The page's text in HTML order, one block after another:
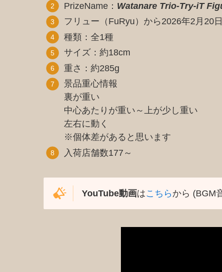
PrizeName： Watanare Trio-Try-iT
フリュー（FuRyu）から2026年2月20
種類：全1種
サイズ：約18cm
重さ：約285g
景品重心情報
裏が重い
中心あたりが重い～上が少し重い
左右に動く
※個体差があると思います
入荷店舗数177～
YouTube動画はこちら から (BGM